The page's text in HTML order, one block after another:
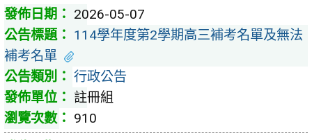
2026-05-07
114學年度第2學期高三補考名單及無法
補考名單
行政公告
註冊組
910